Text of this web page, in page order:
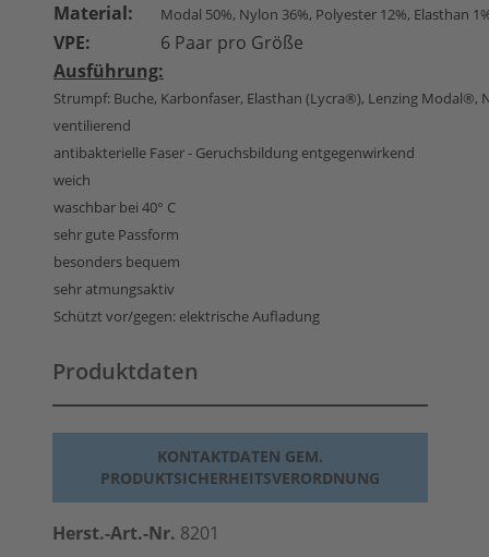
Material:
Modal 50%, Nylon 36%, Polyester 12%, Elasthan
VPE:
6 Paar pro Größe
Ausführung:
Strumpf: Buche, Karbonfaser, Elasthan (Lycra®), Lenzing Modal®,
ventilierend
antibakterielle Faser - Geruchsbildung entgegenwirkend
weich
waschbar bei 40° C
sehr gute Passform
besonders bequem
sehr atmungsaktiv
Schützt vor/gegen: elektrische Aufladung
Produktdaten
KONTAKTDATEN GEM.
PRODUKTSICHERHEITSVERORDNUNG
Herst.-Art.-Nr. 8201